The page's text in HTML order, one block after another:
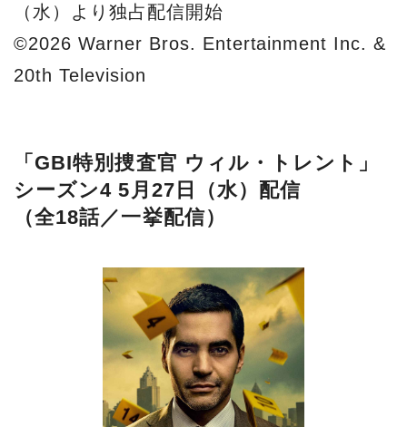
（水）より独占配信開始
©2026 Warner Bros. Entertainment Inc. &
20th Television
「GBI特別捜査官 ウィル・トレント」
シーズン4 5月27日（水）配信
（全18話／一挙配信）